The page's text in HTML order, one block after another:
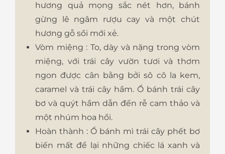
hương quả mọng sắc nét hơn, bánh
gừng lê ngâm rượu cay và một chút
hương gỗ sồi mới xẻ.
Vòm miệng : To, dày và nặng trong vòm
miệng, với trái cây vườn tươi và thơm
ngon được cân bằng bởi sô cô la kem,
caramel và trái cây hầm. Ổ bánh trái cây
bơ và quýt hầm dẫn đến rễ cam thảo và
một nhúm hoa hồi.
Hoàn thành : Ổ bánh mì trái cây phết bơ
biến mất để lại những chiếc lá xanh và